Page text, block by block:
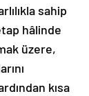
sahip
hâlinde
üzere,
kısa